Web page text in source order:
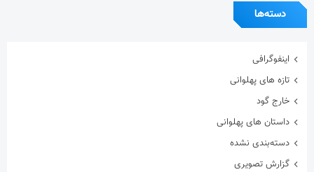
دسته‌ها
اینفوگرافی
تازه های پهلوانی
خارج گود
داستان های پهلوانی
دسته‌بندی نشده
گزارش تصویری